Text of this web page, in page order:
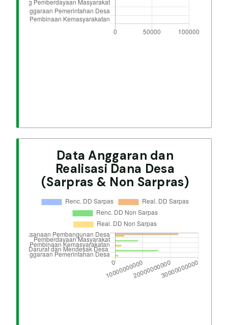
Data Anggaran dan
Realisasi Dana Desa
(Sarpras & Non Sarpras)